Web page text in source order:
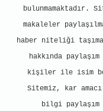
bulunmamaktadır.
makaleler
haber niteliği
hakkında
kişiler ile isim
Sitemiz, kar
bilgi paylaşım